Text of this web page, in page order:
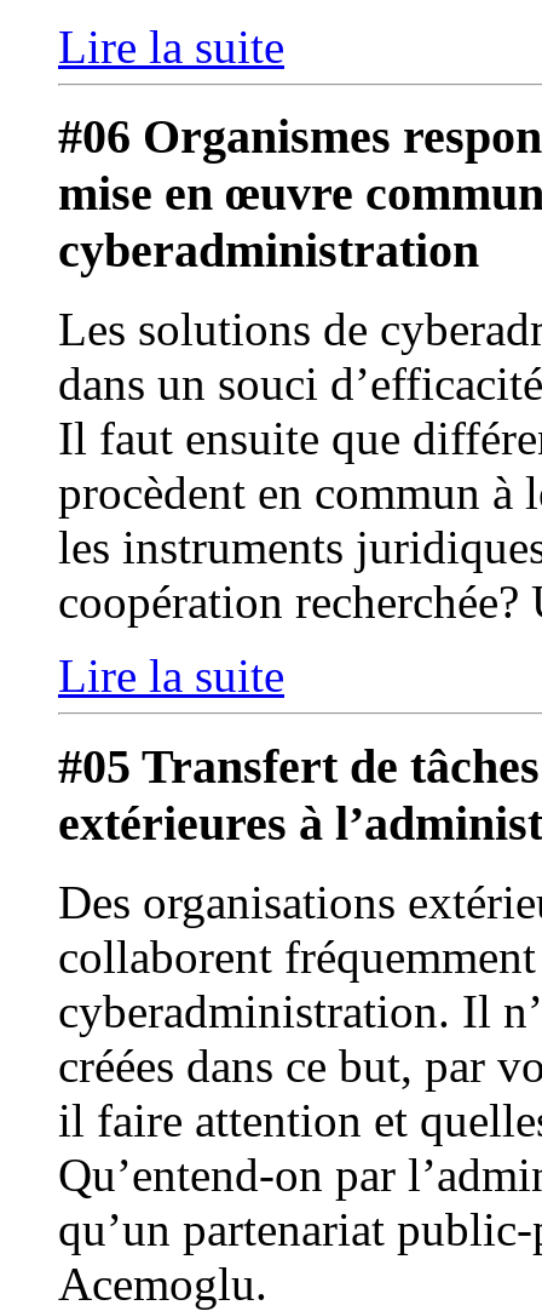
Lire la suite
#06 Organismes
mise en œuvre
cyberadministration
Les solutions de
dans un souci
Il faut ensuite que
procèdent en commun à
les instruments
coopération
Lire la suite
#05 Transfert de
extérieures à
Des organisations
collaborent
cyberadministration. Il
créées dans ce but, par
il faire attention et
Qu’entend-on par
qu’un partenariat
Acemoglu.